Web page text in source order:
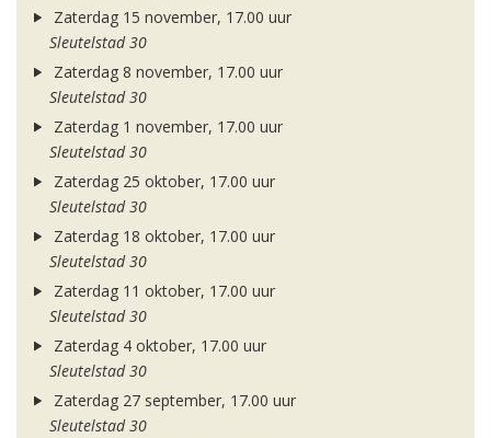
Zaterdag 15 november, 17.00 uur
Sleutelstad 30
Zaterdag 8 november, 17.00 uur
Sleutelstad 30
Zaterdag 1 november, 17.00 uur
Sleutelstad 30
Zaterdag 25 oktober, 17.00 uur
Sleutelstad 30
Zaterdag 18 oktober, 17.00 uur
Sleutelstad 30
Zaterdag 11 oktober, 17.00 uur
Sleutelstad 30
Zaterdag 4 oktober, 17.00 uur
Sleutelstad 30
Zaterdag 27 september, 17.00 uur
Sleutelstad 30